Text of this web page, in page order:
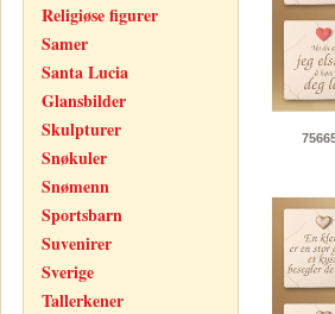
Religiøse figurer
Samer
Santa Lucia
Glansbilder
Skulpturer
Snøkuler
Snømenn
Sportsbarn
Suvenirer
Sverige
Tallerkener